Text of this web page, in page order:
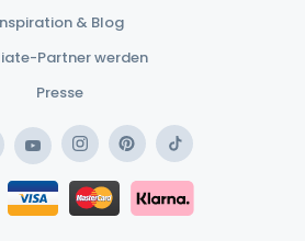
& Blog
Partner werden
Presse
YouTubeInstagramPinterestTikTok
Giropay
Safe Payment Card
Safe Payment